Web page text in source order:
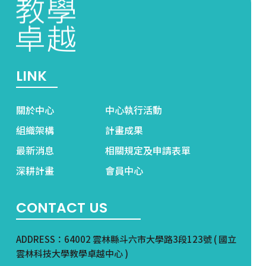
LINK
關於中心
中心執行活動
組織架構
計畫成果
最新消息
相關規定及申請表單
深耕計畫
會員中心
CONTACT US
ADDRESS：64002 雲林縣斗六市大學路3段123號 ( 國立
雲林科技大學教學卓越中心 )